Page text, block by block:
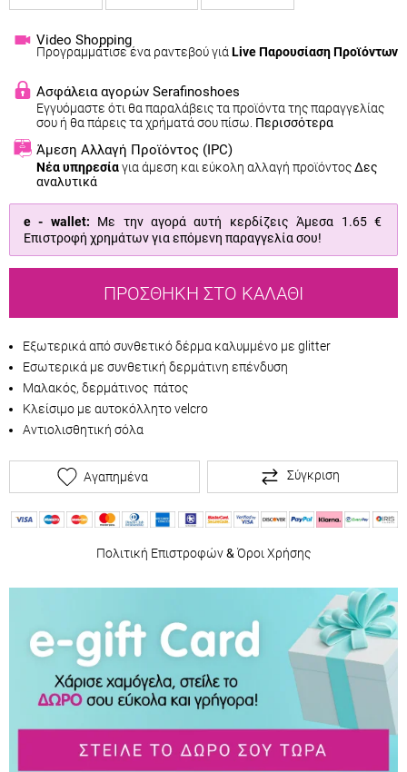
Video Shopping
Προγραμμάτισε ένα ραντεβού γιά Live Παρουσίαση Προϊόντων
Ασφάλεια αγορών Serafinoshoes
Εγγυόμαστε ότι θα παραλάβεις τα προϊόντα της παραγγελίας
σου ή θα πάρεις τα χρήματά σου πίσω. Περισσότερα
Άμεση Αλλαγή Προϊόντος (IPC)
Νέα υπηρεσίαγια άμεση και εύκολη αλλαγή προϊόντοςΔες
αναλυτικά
e - wallet: Με την αγορά αυτή κερδίζεις Άμεσα 1.65 €
Επιστροφή χρημάτων για επόμενη παραγγελία σου!
ΠΡΟΣΘΉΚΗ ΣΤΟ ΚΑΛΆΘΙ
Εξωτερικά από συνθετικό δέρμα καλυμμένο με glitter
Εσωτερικά με συνθετική δερμάτινη επένδυση
Μαλακός, δερμάτινος πάτος
Κλείσιμο με αυτοκόλλητο velcro
Αντιολισθητική σόλα
Αγαπημένα Σύγκριση
Πολιτική Επιστροφών&Όροι Χρήσης